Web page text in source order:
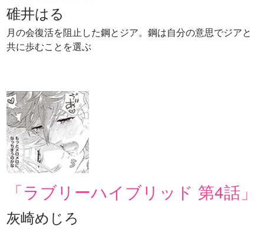
碓井はる
月の会復活を阻止した鋼とジア。鋼は自分の意思でジアと
共に歩むことを選ぶ
「ラブリーハイブリッド 第4話」
灰崎めじろ